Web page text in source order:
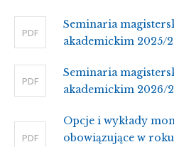
PDF
Seminaria
akademickim 2025/
PDF
Seminaria
akademickim 2026/
PDF
Opcje i wykłady
obowiązujące w